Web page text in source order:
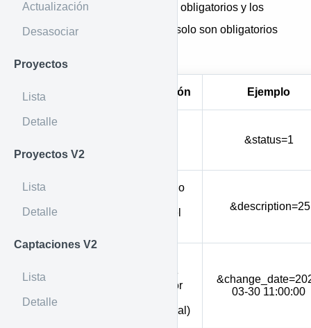
Actualización
Desasociar
Proyectos
Lista
Detalle
Proyectos V2
Lista
Detalle
Captaciones V2
Lista
Detalle
Los caracteres en
son obligatorios y los
que se encuentran en
solo son obligatorios
Descripción Ejemplo
&status=1
description
Comentario
cambio del
&description=25
cambio de
estado (por
fecha actual)
03-30 11:00:00